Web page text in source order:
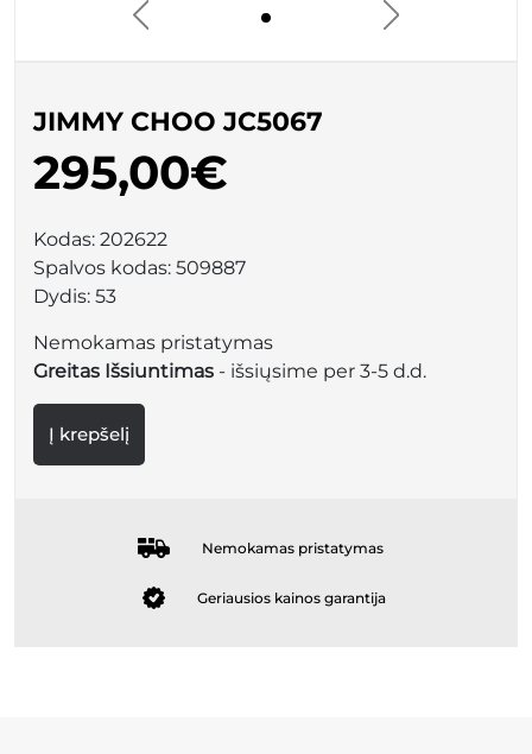
JIMMY CHOO JC5067
295,00€
Kodas: 202622
Spalvos kodas: 509887
Dydis: 53
Nemokamas pristatymas
Greitas Išsiuntimas - išsiųsime per 3-5 d.d.
Į krepšelį
Nemokamas pristatymas
Geriausios kainos garantija